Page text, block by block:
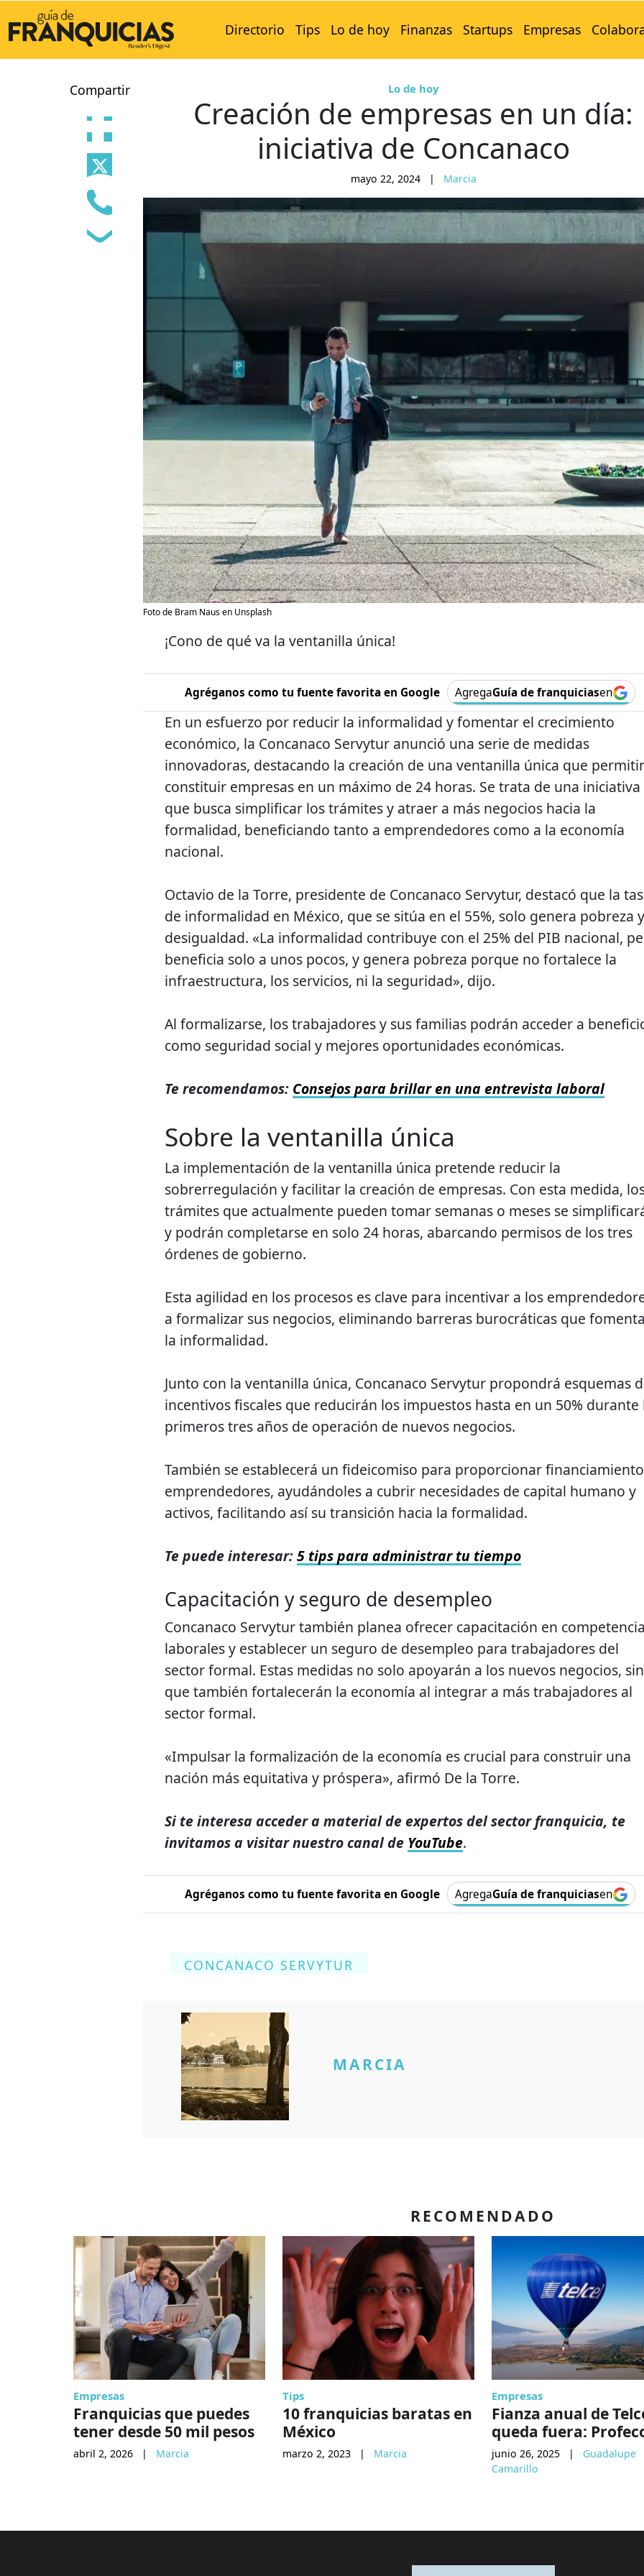
Directorio Tips Lo de hoy Finanzas Startups Empresas
Compartir Lo de hoy
Creación de empresas en un día:
iniciativa de Concanaco
mayo 22, 2024 | Marcia
Foto de Bram Naus en Unsplash
¡Cono de qué va la ventanilla única!
Agréganos como tu fuente favorita en Google AgregaGuía de franquiciasen
En un esfuerzo por reducir la informalidad y fomentar el crecimiento
económico, la Concanaco Servytur anunció una serie de medidas
innovadoras, destacando la creación de una ventanilla única que
constituir empresas en un máximo de 24 horas. Se trata de una iniciativa
que busca simplificar los trámites y atraer a más negocios hacia la
formalidad, beneficiando tanto a emprendedores como a la economía
nacional.
Octavio de la Torre, presidente de Concanaco Servytur, destacó que la
de informalidad en México, que se sitúa en el 55%, solo genera pobreza y
desigualdad. «La informalidad contribuye con el 25% del PIB nacional,
beneficia solo a unos pocos, y genera pobreza porque no fortalece la
infraestructura, los servicios, ni la seguridad», dijo.
Al formalizarse, los trabajadores y sus familias podrán acceder a
como seguridad social y mejores oportunidades económicas.
Te recomendamos: Consejos para brillar en una entrevista laboral
Sobre la ventanilla única
La implementación de la ventanilla única pretende reducir la
sobrerregulación y facilitar la creación de empresas. Con esta medida,
trámites que actualmente pueden tomar semanas o meses se
y podrán completarse en solo 24 horas, abarcando permisos de los tres
órdenes de gobierno.
Esta agilidad en los procesos es clave para incentivar a los
a formalizar sus negocios, eliminando barreras burocráticas que
la informalidad.
Junto con la ventanilla única, Concanaco Servytur propondrá esquemas
incentivos fiscales que reducirán los impuestos hasta en un 50% durante
primeros tres años de operación de nuevos negocios.
También se establecerá un fideicomiso para proporcionar
emprendedores, ayudándoles a cubrir necesidades de capital humano y
activos, facilitando así su transición hacia la formalidad.
Te puede interesar:5 tips para administrar tu tiempo
Capacitación y seguro de desempleo
Concanaco Servytur también planea ofrecer capacitación en
laborales y establecer un seguro de desempleo para trabajadores del
sector formal. Estas medidas no solo apoyarán a los nuevos negocios,
que también fortalecerán la economía al integrar a más trabajadores al
sector formal.
«Impulsar la formalización de la economía es crucial para construir una
nación más equitativa y próspera», afirmó De la Torre.
Si te interesa acceder a material de expertos del sector franquicia, te
invitamos a visitar nuestro canal de YouTube.
Agréganos como tu fuente favorita en Google AgregaGuía de franquiciasen
CONCANACO SERVYTUR
MARCIA
RECOMENDADO
Empresas
Franquicias que puedes
tener desde 50 mil pesos
abril 2, 2026 | Marcia
Tips
10 franquicias baratas en
México
marzo 2, 2023 | Marcia
Empresas
Fianza anual de
queda fuera:
junio 26, 2025 |
Guadalupe
Camarillo